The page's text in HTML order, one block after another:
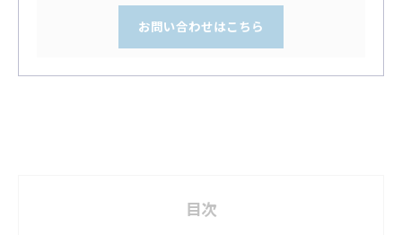
お問い合わせはこちら
目次